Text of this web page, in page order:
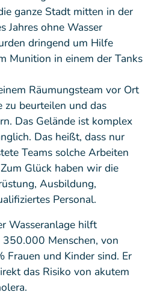
ganze Stadt mitten in der
Jahres ohne Wasser
dringend um Hilfe
Munition in einem der Tanks
Räumungsteam vor Ort
zu beurteilen und das
Das Gelände ist komplex
Das heißt, dass nur
Teams solche Arbeiten
Glück haben wir die
Ausbildung,
Personal.
Wasseranlage hilft
350.000 Menschen, von
Frauen und Kinder sind. Er
das Risiko von akutem